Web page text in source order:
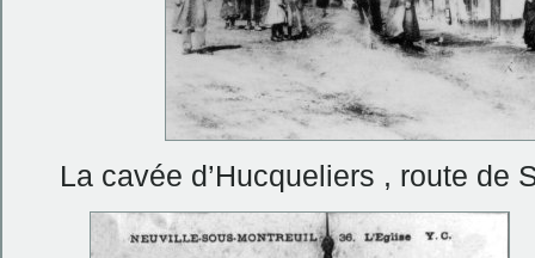
La cavée d’Hucqueliers , route de